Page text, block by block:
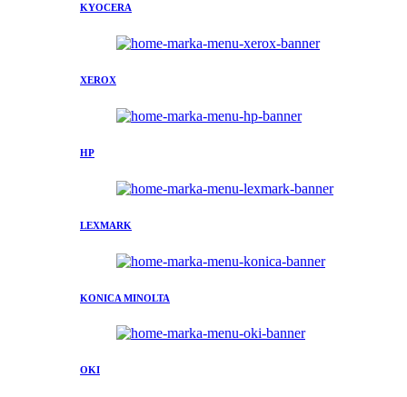
KYOCERA
XEROX
HP
LEXMARK
KONICA MINOLTA
OKI